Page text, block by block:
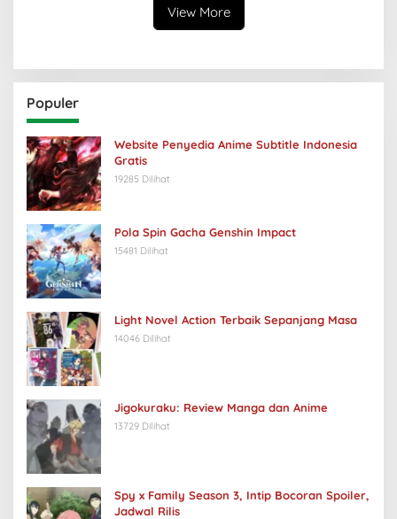
View More
Populer
Website Penyedia Anime Subtitle Indonesia
Gratis
19285 Dilihat
Pola Spin Gacha Genshin Impact
15481 Dilihat
Light Novel Action Terbaik Sepanjang Masa
14046 Dilihat
Jigokuraku: Review Manga dan Anime
13729 Dilihat
Spy x Family Season 3, Intip Bocoran Spoiler,
Jadwal Rilis